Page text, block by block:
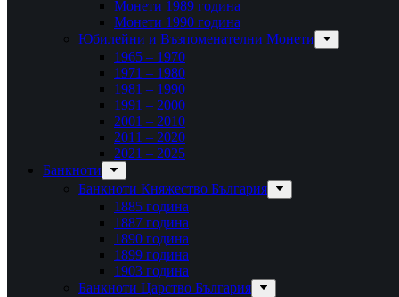
Монети 1989 година
Монети 1990 година
Юбилейни и Възпоменателни Монети
1965 – 1970
1971 – 1980
1981 – 1990
1991 – 2000
2001 – 2010
2011 – 2020
2021 – 2025
Банкноти
Банкноти Княжество България
1885 година
1887 година
1890 година
1899 година
1903 година
Банкноти Царство България